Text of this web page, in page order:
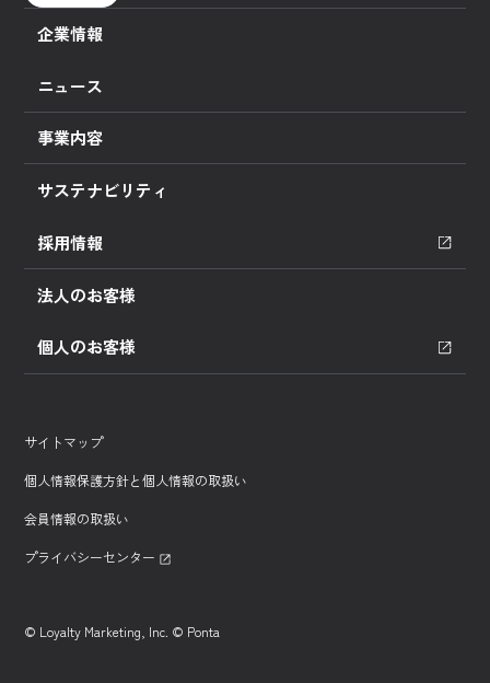
企業情報
ニュース
事業内容
サステナビリティ
採用情報
法人のお客様
個人のお客様
サイトマップ
個人情報保護方針と個人情報の取扱い
会員情報の取扱い
プライバシーセンター
© Loyalty Marketing, Inc. © Ponta